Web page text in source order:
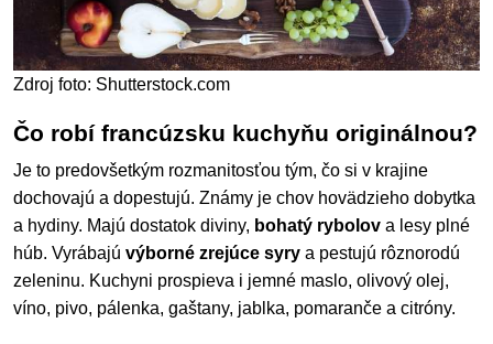
Zdroj foto: Shutterstock.com
Čo robí francúzsku kuchyňu originálnou?
Je to predovšetkým rozmanitosťou tým, čo si v krajine
dochovajú a dopestujú. Známy je chov hovädzieho dobytka
a hydiny. Majú dostatok diviny, bohatý rybolov a lesy plné
húb. Vyrábajú výborné zrejúce syry a pestujú rôznorodú
zeleninu. Kuchyni prospieva i jemné maslo, olivový olej,
víno, pivo, pálenka, gaštany, jablka, pomaranče a citróny.